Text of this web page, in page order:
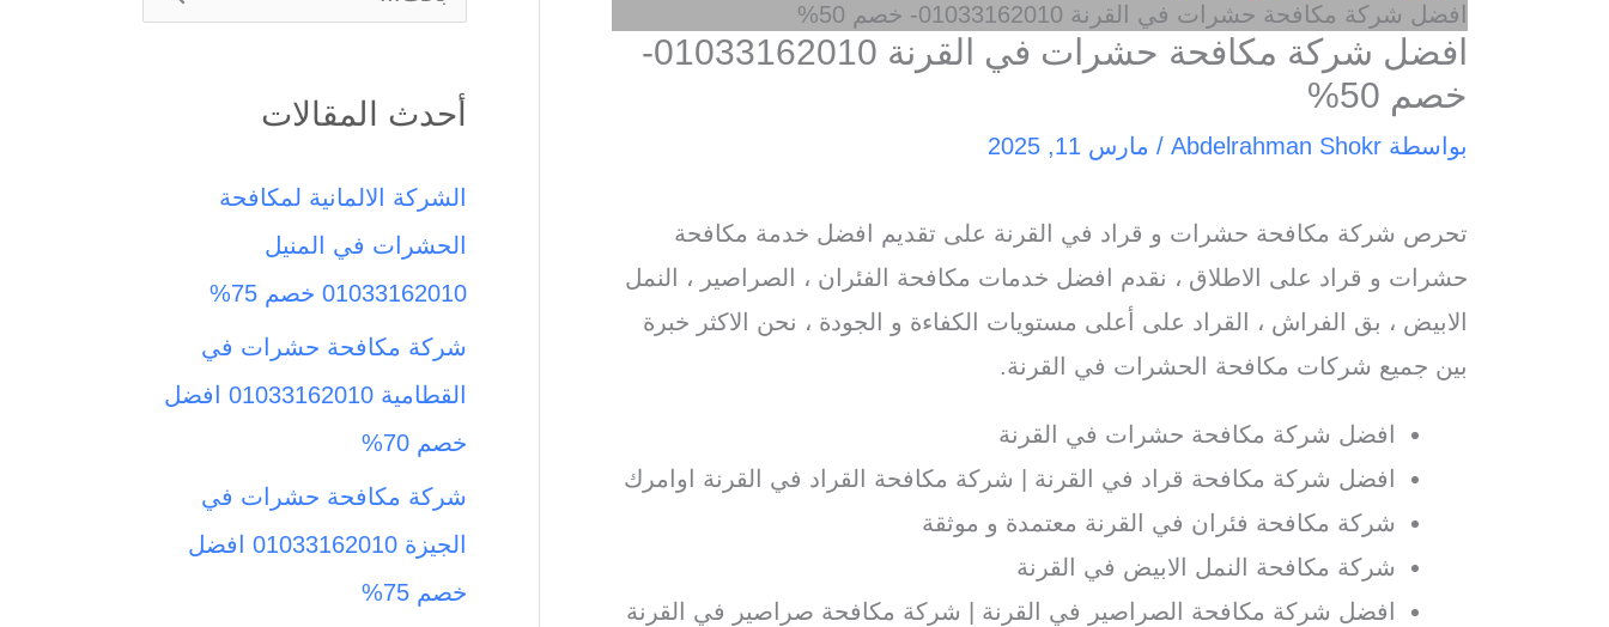
افضل شركة مكافحة حشرات في القرنة 01033162010- خصم 50%
افضل شركة مكافحة حشرات في القرنة 01033162010-
خصم 50%
بواسطة Abdelrahman Shokr
/ مارس 11, 2025
تحرص شركة مكافحة حشرات و قراد في القرنة على تقديم افضل خدمة مكافحة
حشرات و قراد على الاطلاق ، نقدم افضل خدمات مكافحة الفئران ، الصراصير ، النمل
الابيض ، بق الفراش ، القراد على أعلى مستويات الكفاءة و الجودة ، نحن الاكثر خبرة
بين جميع شركات مكافحة الحشرات في القرنة.
افضل شركة مكافحة حشرات في القرنة
افضل شركة مكافحة قراد في القرنة | شركة مكافحة القراد في القرنة اوامرك
شركة مكافحة فئران في القرنة معتمدة و موثقة
شركة مكافحة النمل الابيض في القرنة
افضل شركة مكافحة الصراصير في القرنة | شركة مكافحة صراصير في القرنة
ب
ث
ع
ن
أحدث المقالات
الشركة الالمانية لمكافحة
الحشرات في المنيل
01033162010 خصم 75%
شركة مكافحة حشرات في
القطامية 01033162010 افضل
خصم 70%
شركة مكافحة حشرات في
الجيزة 01033162010 افضل
خصم 75%